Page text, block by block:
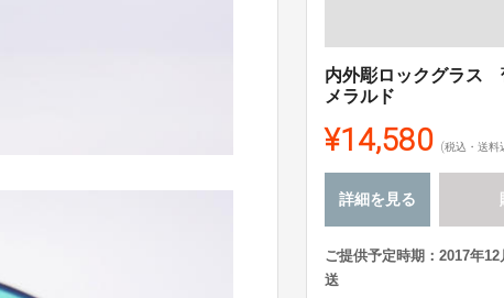
内外彫ロックグラ
メラルド
¥14,580 (税込・送料
詳細を見る
ご提供予定時期：2017年
送